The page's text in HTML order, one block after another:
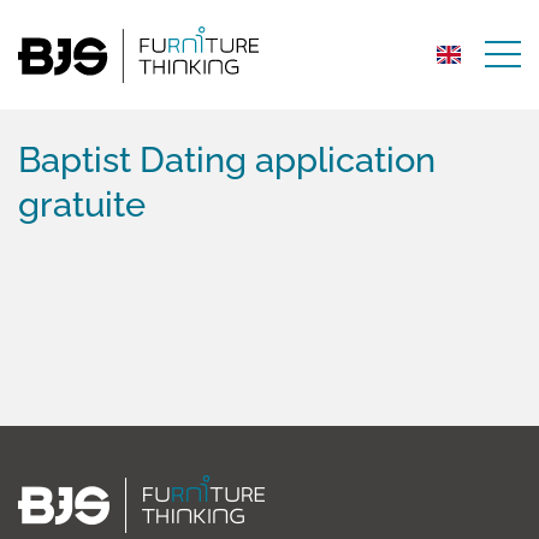
Baptist Dating application
gratuite